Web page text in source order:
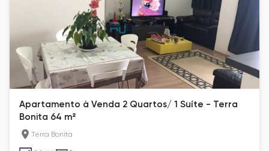
Apartamento à Venda 2 Quartos/ 1 Suíte - Terra
Bonita 64 m²
Terra Bonita